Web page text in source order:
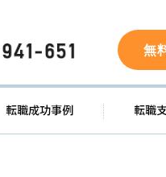
0120-941-651 無
索 転職成功事例